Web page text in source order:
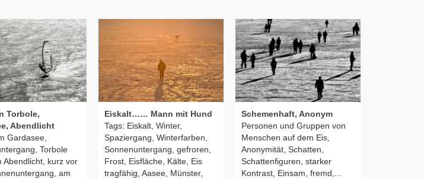
Torbole,
Abendlicht
Gardasee,
Torbole
Abendlicht, kurz vor
am
Eiskalt…… Mann mit Hund
Tags: Eiskalt, Winter,
Spaziergang, Winterfarben,
Sonnenuntergang, gefroren,
Frost, Eisfläche, Kälte, Eis
tragfähig, Aasee, Münster,
Schemenhaft, Anonym
Personen und Gruppen von
Menschen auf dem Eis,
Anonymität, Schatten,
Schattenfiguren, starker
Kontrast, Einsam, fremd,...